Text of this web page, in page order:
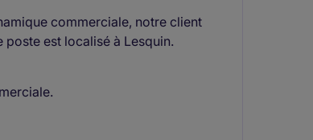
commerciale, notre client
poste est localisé à Lesquin.